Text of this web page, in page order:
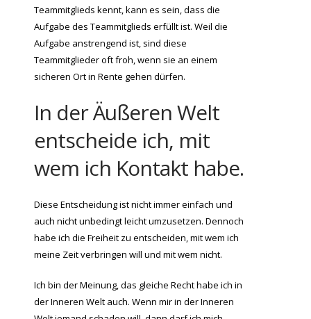
Teammitglieds kennt, kann es sein, dass die
Aufgabe des Teammitglieds erfüllt ist. Weil die
Aufgabe anstrengend ist, sind diese
Teammitglieder oft froh, wenn sie an einem
sicheren Ort in Rente gehen dürfen.
In der Äußeren Welt
entscheide ich, mit
wem ich Kontakt habe.
Diese Entscheidung ist nicht immer einfach und
auch nicht unbedingt leicht umzusetzen. Dennoch
habe ich die Freiheit zu entscheiden, mit wem ich
meine Zeit verbringen will und mit wem nicht.
Ich bin der Meinung, das gleiche Recht habe ich in
der Inneren Welt auch. Wenn mir in der Inneren